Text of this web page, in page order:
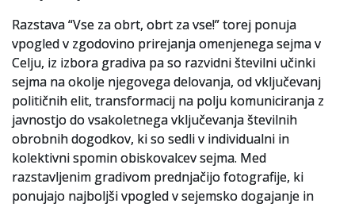
Razstava “Vse za obrt, obrt za vse!” torej ponuja
vpogled v zgodovino prirejanja omenjenega sejma v
Celju, iz izbora gradiva pa so razvidni številni učinki
sejma na okolje njegovega delovanja, od vključevanj
političnih elit, transformacij na polju komuniciranja z
javnostjo do vsakoletnega vključevanja številnih
obrobnih dogodkov, ki so sedli v individualni in
kolektivni spomin obiskovalcev sejma. Med
razstavljenim gradivom prednjačijo fotografije, ki
ponujajo najboljši vpogled v sejemsko dogajanje in